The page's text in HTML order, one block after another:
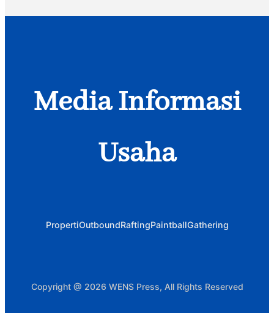
Media Informasi
Usaha
PropertiOutboundRaftingPaintballGathering
Copyright @ 2026 WENS Press, All Rights Reserved